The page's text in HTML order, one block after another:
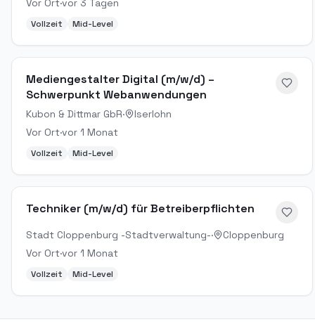
Vor Ort·vor 3 Tagen
Vollzeit Mid-Level
Mediengestalter Digital (m/w/d) –
Schwerpunkt Webanwendungen
Kubon & Dittmar GbR·
Iserlohn
Vor Ort·vor 1 Monat
Vollzeit Mid-Level
Techniker (m/w/d) für Betreiberpflichten
Stadt Cloppenburg -Stadtverwaltung-·
Cloppenburg
Vor Ort·vor 1 Monat
Vollzeit Mid-Level